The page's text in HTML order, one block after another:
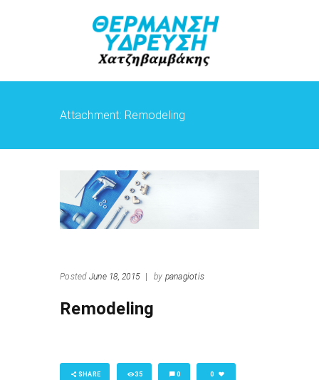
Attachment: Remodeling
Posted June 18, 2015 by panagiotis
Remodeling
SHARE 35 0 0